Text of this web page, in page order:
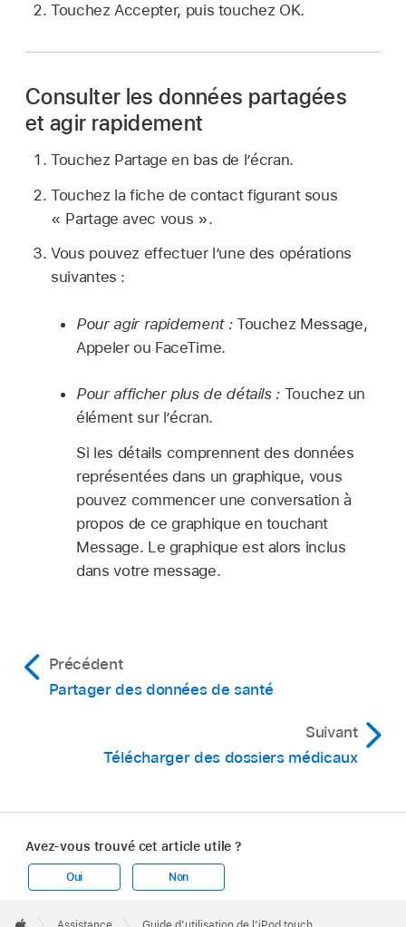
Touchez Accepter, puis touchez OK.
Consulter les données partagées
et agir rapidement
Touchez Partage en bas de l’écran.
Touchez la fiche de contact figurant sous
« Partage avec vous ».
Vous pouvez effectuer l’une des opérations
suivantes :
Pour agir rapidement : Touchez Message,
Appeler ou FaceTime.
Pour afficher plus de détails : Touchez un
élément sur l’écran.
Si les détails comprennent des données
représentées dans un graphique, vous
pouvez commencer une conversation à
propos de ce graphique en touchant
Message. Le graphique est alors inclus
dans votre message.
Précédent
Partager des données de santé
Suivant
Télécharger des dossiers médicaux
Avez-vous trouvé cet article utile ?
Oui Non
Footer
